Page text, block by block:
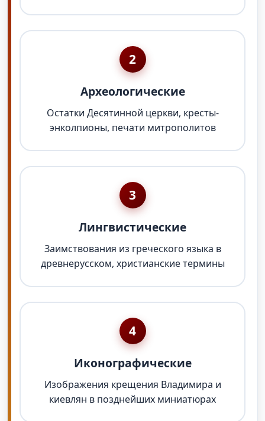
2
Археологические
Остатки Десятинной церкви, кресты-
энколпионы, печати митрополитов
3
Лингвистические
Заимствования из греческого языка в
древнерусском, христианские термины
4
Иконографические
Изображения крещения Владимира и
киевлян в позднейших миниатюрах